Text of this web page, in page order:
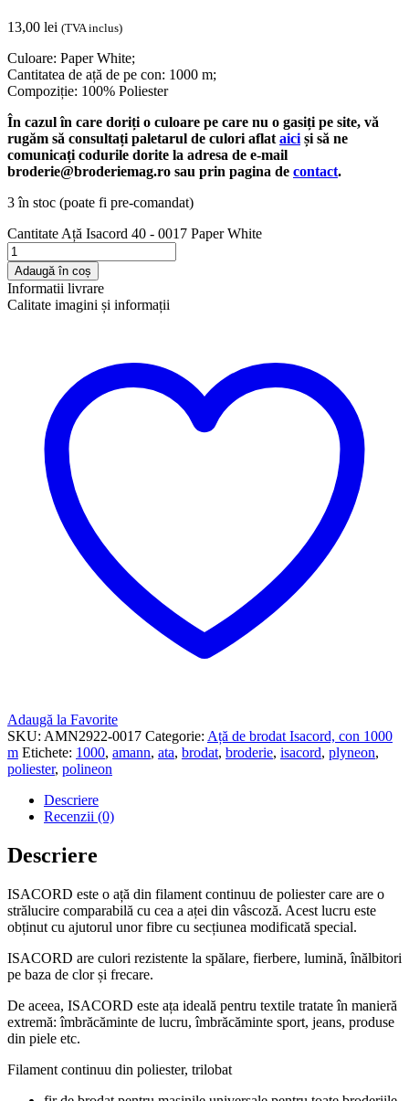
13,00 lei (TVA inclus)
Culoare: Paper White;
Cantitatea de ață de pe con: 1000 m;
Compoziție: 100% Poliester
În cazul în care doriți o culoare pe care nu o gasiți pe site, vă
rugăm să consultați paletarul de culori aflataiciși să ne
comunicați codurile dorite la adresa de e-mail
broderie@broderiemag.ro sau prin pagina de contact.
3 în stoc (poate fi pre-comandat)
Cantitate Ață Isacord 40 - 0017 Paper White
Adaugă în coș
Informatii livrare
Calitate imagini și informații
Adaugă la Favorite
SKU: AMN2922-0017 Categorie: Ață de brodat Isacord, con 1000
m Etichete: 1000, amann, ata, brodat, broderie, isacord, plyneon,
poliester, polineon
Descriere
Recenzii (0)
Descriere
ISACORD este o ață din filament continuu de poliester care are o
strălucire comparabilă cu cea a aței din vâscoză. Acest lucru este
obținut cu ajutorul unor fibre cu secțiunea modificată special.
ISACORD are culori rezistente la spălare, fierbere, lumină, înălbitori
pe baza de clor și frecare.
De aceea, ISACORD este ața ideală pentru textile tratate în manieră
extremă: îmbrăcăminte de lucru, îmbrăcăminte sport, jeans, produse
din piele etc.
Filament continuu din poliester, trilobat